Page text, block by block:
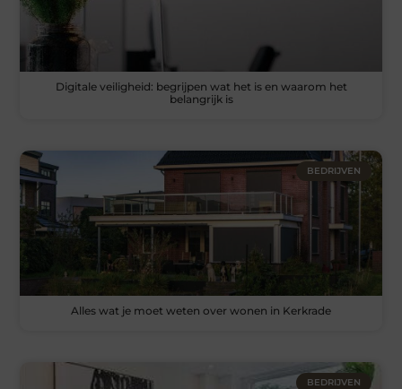
Digitale veiligheid: begrijpen wat het is en waarom het
belangrijk is
BEDRIJVEN
Alles wat je moet weten over wonen in Kerkrade
BEDRIJVEN